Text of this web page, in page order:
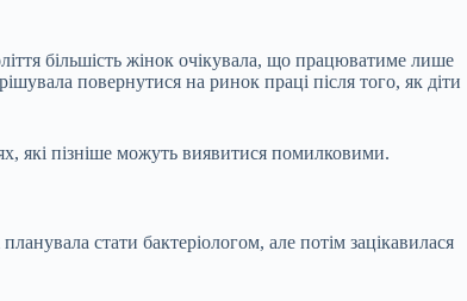
більшість жінок очікувала, що працюватиме лише
повернутися на ринок праці після того, як діти
які пізніше можуть виявитися помилковими.
стати бактеріологом, але потім зацікавилася